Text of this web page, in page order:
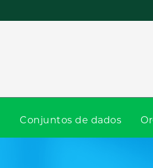
Conjuntos de dados